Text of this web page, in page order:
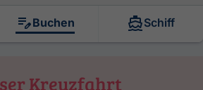
Buchen Schiff
Kreuzfahrt